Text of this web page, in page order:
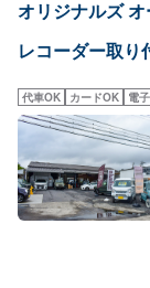
お客様にご負担いた
の際はお気をつけて
スペースに駐車して
年中無休（大型連休
オリジナルズ
レコーダー取り
代車OK カードOK 電